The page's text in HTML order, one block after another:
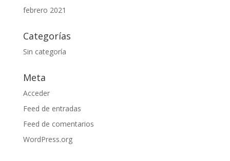
febrero 2021
Categorías
Sin categoría
Meta
Acceder
Feed de entradas
Feed de comentarios
WordPress.org